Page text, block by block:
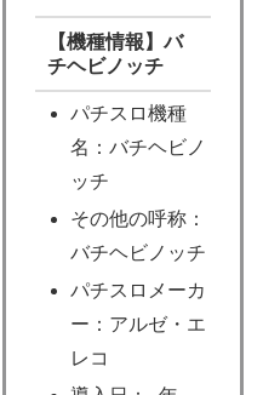
【機種情報】バ
チヘビノッチ
パチスロ機種
名：バチヘビノ
ッチ
その他の呼称：
バチヘビノッチ
パチスロメーカ
ー：アルゼ・エ
レコ